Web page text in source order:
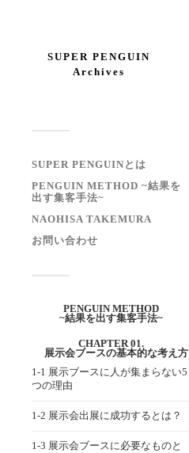
SUPER PENGUIN
Archives
SUPER PENGUINとは
PENGUIN METHOD ~結果を
出す集客手法~
NAOHISA TAKEMURA
お問い合わせ
PENGUIN METHOD
~結果を出す集客手法~
CHAPTER 01.
展示会ブースの基本的な考え方
1-1 展示ブースに人が集まらない5
つの理由
1-2 展示会出展に成功するとは？
1-3 展示会ブースに必要なものと